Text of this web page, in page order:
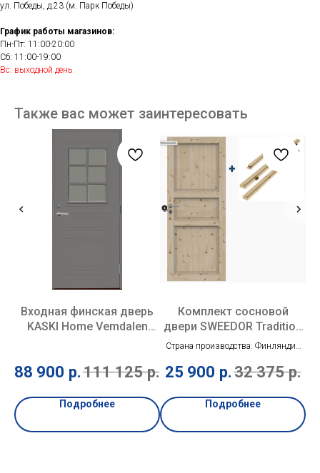
ул. Победы, д.23 (м. Парк Победы)
График работы магазинов:
Пн-Пт: 11:00-20:00
Сб: 11:00-19:00
Вс: выходной день
Также вас может заинтересовать
Входная финская дверь
KASKI Home Vemdalen
88 900 р. 111 125 р.
Подробнее
Комплект сосновой
двери SWEEDOR Tradition
51 нелакированная
Страна производства: Финляндия
Тип двери: Глухая
Замок: 2014
Толщина полотна: 40 мм
Количество петель: 2 шт
25 900 р.32 375 р.
Подробнее